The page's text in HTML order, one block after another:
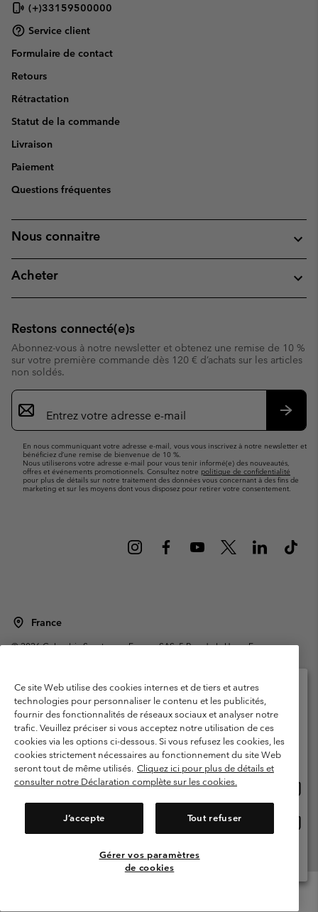
(+)33159500000
Service client
Formulaire de contact
Retours
Rétractation
Statut de la commande
Livraison
Paiement
Questions fréquentes
Nous connaitre
Acheter
Restons connecté(e)s
Abonnez-vous à notre newsletter et obtenez une remise de 10 %
sur votre première commande dès 120 € d’achats sur les articles
non soldés.
Inscription
par
e-
En nous communiquant votre adresse e-mail, vous vous inscrivez à notre newsletter et
bénéficiez d’une remise de bienvenue de 10 %.
Nous utiliserons votre adresse e-mail pour vous tenir informé(e) des nouveautés,
offres et événements promotionnels. Consultez notre politique de confidentialité
pour plus de détails sur notre traitement des données vous concernant à des fins de
marketing et sur les moyens dont vous disposez pour retirer votre consentement.
France
©2026Columbia Sportswear Europe SAS. 5 Rue de la Haye, Espace
Garanties Légales
Politique de confidentialité
Conditions d'utilisation - Membres
Conditions D'utilisation - Contenu généré par l'utilisateur
Impressum
Cookies
Public CBCR
Ce site Web utilise des cookies internes et de tiers et autres
technologies pour personnaliser le contenu et les publicités,
fournir des fonctionnalités de réseaux sociaux et analyser notre
trafic. Veuillez préciser si vous acceptez notre utilisation de ces
cookies via les options ci-dessous. Si vous refusez les cookies, les
cookies strictement nécessaires au fonctionnement du site Web
seront tout de même utilisés. Cliquez ici pour plus de détails et
consulter notre Déclaration complète sur les cookies.
J’accepte Tout refuser
Gérer vos paramètres
de cookies
Veuillez sélectionner votre pays d’expédition et
votre langue
Achats en ligne disponibles
United States
ligne
France
Voir Tous Les Pays